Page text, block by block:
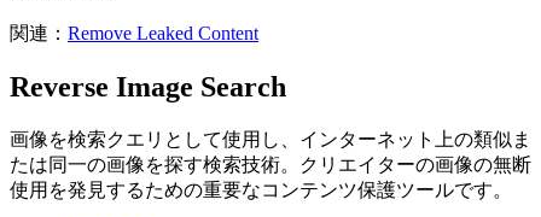
関連： Remove Leaked Content
Reverse Image Search
画像を検索クエリとして使用し、インターネット上の類似ま
たは同一の画像を探す検索技術。クリエイターの画像の無断
使用を発見するための重要なコンテンツ保護ツールです。